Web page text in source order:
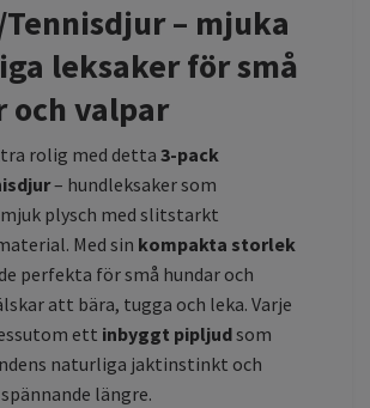
– mjuka
leksaker för små
och valpar
rolig med detta 3-pack
– hundleksaker som
plysch med slitstarkt
Med sin kompakta storlek
perfekta för små hundar och
att bära, tugga och leka. Varje
ett inbyggt pipljudsom
naturliga jaktinstinkt och
längre.